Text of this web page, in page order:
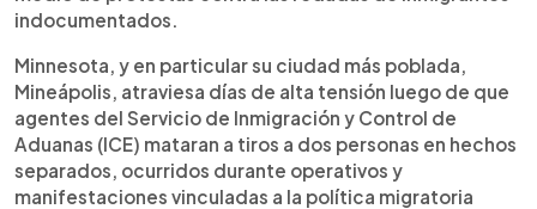
entre autoridades federales y locales, en una
ciudad santuario que no coopera con inmigración.
Mientras se presentan demandas para frenar
operativos y preservar pruebas, Trump defendió a
los agentes involucrados. Empresas locales y
líderes políticos pidieron desescalar el conflicto,
en medio de protestas y un debate nacional
sobre migración y uso de la fuerza.
indocumentados.
Minnesota, y en particular su ciudad más poblada,
Mineápolis, atraviesa días de alta tensión luego de que
agentes del Servicio de Inmigración y Control de
Aduanas (ICE) mataran a tiros a dos personas en hechos
separados, ocurridos durante operativos y
manifestaciones vinculadas a la política migratoria